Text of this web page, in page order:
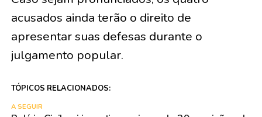
acusados ainda terão o direito de
apresentar suas defesas durante o
julgamento popular.
TÓPICOS RELACIONADOS:
A SEGUIR